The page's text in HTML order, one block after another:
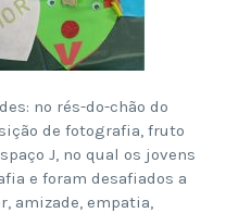
no rés-do-chão do
de fotografia, fruto
J, no qual os jovens
e foram desafiados a
amizade, empatia,